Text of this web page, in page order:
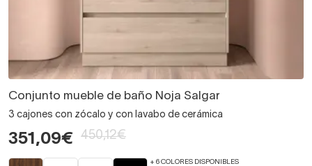
Conjunto mueble de baño Noja Salgar
3 cajones con zócalo y con lavabo de cerámica
351,09€ 450,12€
+ 6 COLORES DISPONIBLES